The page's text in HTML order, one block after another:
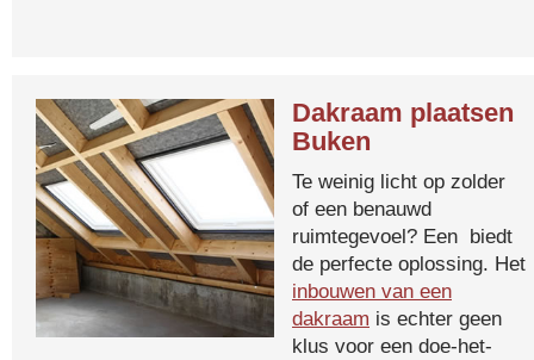
Dakraam plaatsen
Buken
Te weinig licht op zolder
of een benauwd
ruimtegevoel? Een biedt
de perfecte oplossing. Het
inbouwen van een
dakraam is echter geen
klus voor een doe-het-